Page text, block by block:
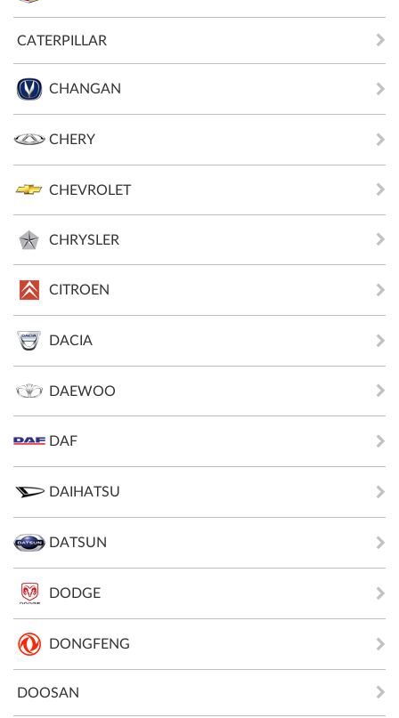
CATERPILLAR
CHANGAN
CHERY
CHEVROLET
CHRYSLER
CITROEN
DACIA
DAEWOO
DAF
DAIHATSU
DATSUN
DODGE
DONGFENG
DOOSAN